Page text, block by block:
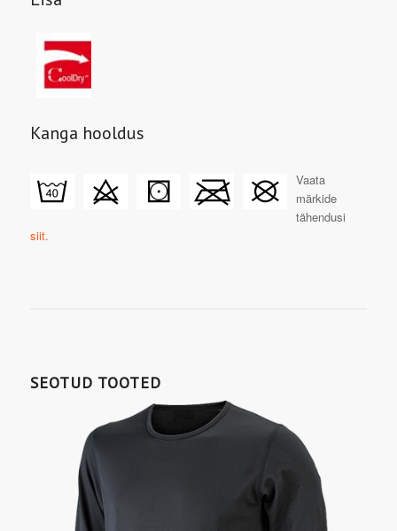
Kanga hooldus
Vaata
märkide
tähendusi
siit.
SEOTUD TOOTED